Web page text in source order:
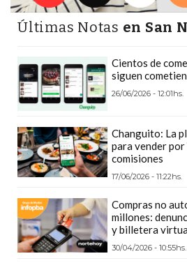
Y
CAMPANA
ZÁRATE
NOTICIAS
CAMPANA
EXALTACIÓN
DE
CRUZ
COLÓN
(BUENOS
Últimas Notas en San
Cientos de
siguen
26/06/2026 - 12:01hs.
Changuito: La
para vender
comisiones
17/06/2026 - 11:22hs.
Compras no
millones:
y billetera
30/04/2026 - 10:55hs.